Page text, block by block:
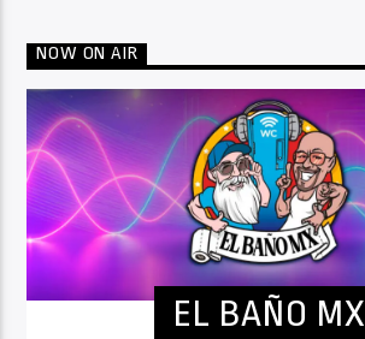
NOW ON AIR
EL BAÑO MX